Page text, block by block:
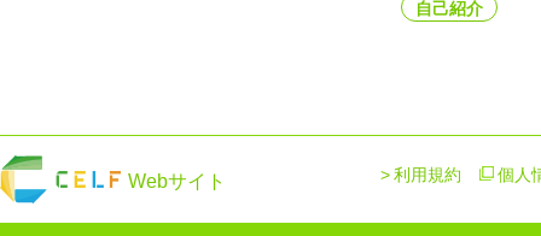
自己紹介
Webサイト 個人
利用規約